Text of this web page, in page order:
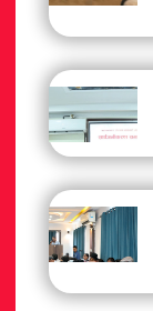
अटोमोबाइल
आर्थिक
खेलकुद
स्वास्थ्य
मनोरञ्जन